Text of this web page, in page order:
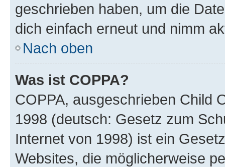
geschrieben haben, um die
dich einfach erneut und nimm
Nach oben
Was ist COPPA?
COPPA, ausgeschrieben Child
1998 (deutsch: Gesetz zum
Internet von 1998) ist ein
Websites, die möglicherweise